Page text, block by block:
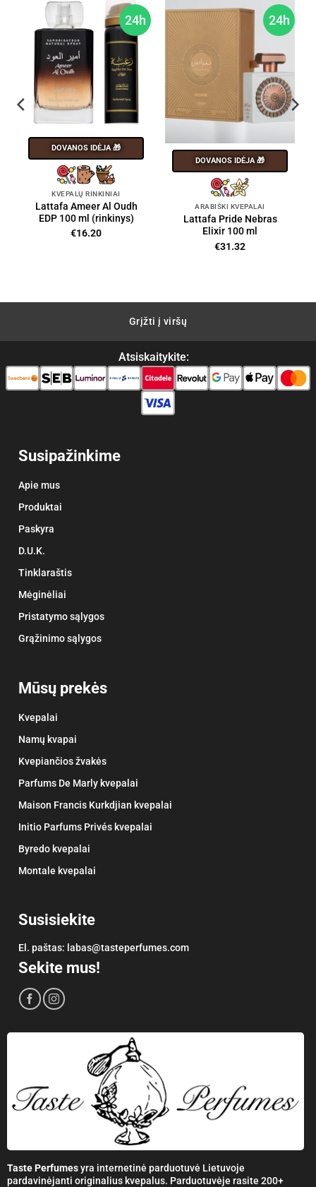
24h
DOVANOS IDĖJA 🎁
KVEPALŲ RINKINIAI
Lattafa Ameer Al Oudh
EDP 100 ml (rinkinys)
€16.20
24h
DOVANOS IDĖJA 🎁
ARABIŠKI KVEPALAI
Lattafa Pride Nebras
Elixir 100 ml
€31.32
Grįžti į viršų
Atsiskaitykite:
Susipažinkime
Apie mus
Produktai
Paskyra
D.U.K.
Tinklaraštis
Mėginėliai
Pristatymo sąlygos
Grąžinimo sąlygos
Mūsų prekės
Kvepalai
Namų kvapai
Kvepiančios žvakės
Parfums De Marly kvepalai
Maison Francis Kurkdjian kvepalai
Initio Parfums Privés kvepalai
Byredo kvepalai
Montale kvepalai
Susisiekite
El. paštas: labas@tasteperfumes.com
Sekite mus!
Taste Perfumesyra internetinė parduotuvė Lietuvoje
pardavinėjanti originalius kvepalus. Parduotuvėje rasite 200+